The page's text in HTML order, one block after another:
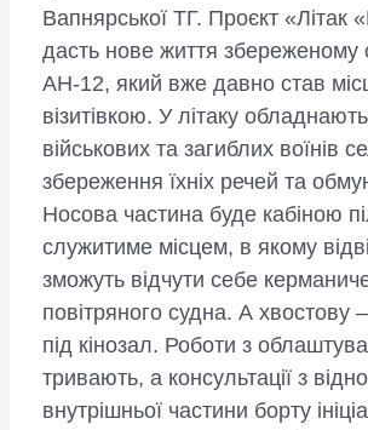
Вапнярської ТГ. Проєкт «Літак
дасть нове життя збереженому
АН-12, який вже давно став
візитівкою. У літаку
військових та загиблих воїнів
збереження їхніх речей та
Носова частина буде кабіною
служитиме місцем, в якому
зможуть відчути себе
повітряного судна. А хвостову
під кінозал. Роботи з
тривають, а консультації з
внутрішньої частини борту